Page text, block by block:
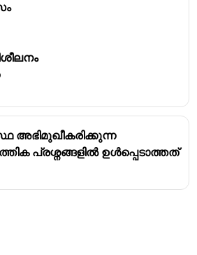
അഭിമുഖീകരിക്കുന്ന
പ്രശ്നങ്ങളിൽ ഉൾപ്പെടാത്തത്